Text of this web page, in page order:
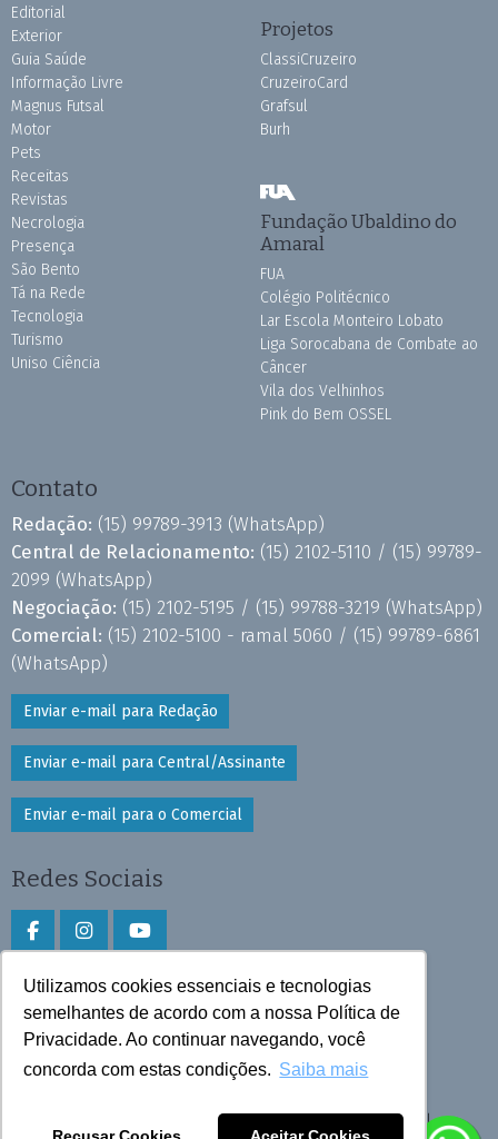
Utilizamos cookies essenciais e tecnologias
semelhantes de acordo com a nossa Política de
Privacidade. Ao continuar navegando, você
concorda com estas condições. Saiba mais
Editorial
Exterior
Guia Saúde
Informação Livre
Magnus Futsal
Motor
Pets
Receitas
Revistas
Necrologia
Presença
São Bento
Tá na Rede
Tecnologia
Turismo
Uniso Ciência
Projetos
ClassiCruzeiro
CruzeiroCard
Grafsul
Burh
Fundação Ubaldino do
Amaral
FUA
Colégio Politécnico
Lar Escola Monteiro Lobato
Liga Sorocabana de Combate ao
Câncer
Vila dos Velhinhos
Pink do Bem OSSEL
Contato
Redação: (15) 99789-3913 (WhatsApp)
Central de Relacionamento: (15) 2102-5110 / (15) 99789-
2099 (WhatsApp)
Negociação: (15) 2102-5195 / (15) 99788-3219 (WhatsApp)
Comercial: (15) 2102-5100 - ramal 5060 / (15) 99789-6861
(WhatsApp)
Enviar e-mail para Redação
Enviar e-mail para Central/Assinante
Enviar e-mail para o Comercial
Redes Sociais
Faça download do aplicativo
Play Store e App Store
Todos os direitos reservados © 2026 Cruzeiro do Sul